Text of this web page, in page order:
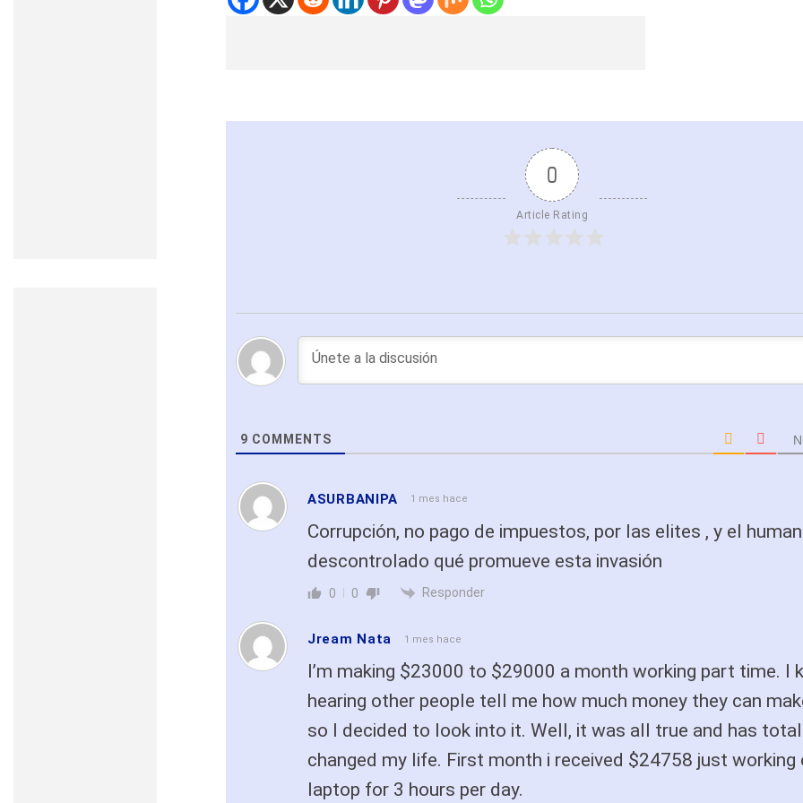
0
Article Rating
9 COMMENTS
ASURBANIPA 1 mes hace
Corrupción, no pago de impuestos, por las elites , y el
descontrolado qué promueve esta invasión
0 0 Responder
Jream Nata 1 mes hace
I’m making $23000 to $29000 a month working part time. I
hearing other people tell me how much money they can
so I decided to look into it. Well, it was all true and has
changed my life. First month i received $24758 just working
laptop for 3 hours per day.